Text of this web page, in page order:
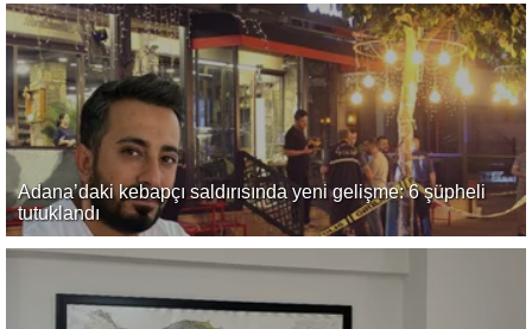
Adana’daki kebapçı saldırısında yeni gelişme: 6 şüpheli
tutuklandı